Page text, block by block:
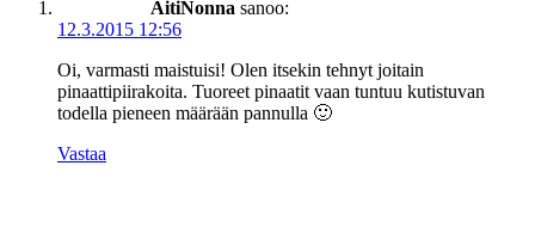
ÄitiNonna sanoo:
12.3.2015 12:56
Oi, varmasti maistuisi! Olen itsekin tehnyt joitain
pinaattipiirakoita. Tuoreet pinaatit vaan tuntuu kutistuvan
todella pieneen määrään pannulla 🙂
Vastaa